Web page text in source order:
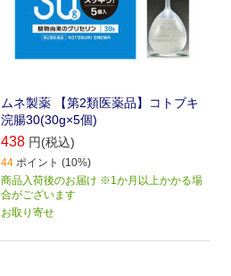
ムネ製薬 【第2類医薬品】コトブキ
浣腸30(30g×5個)
438 円(税込)
44 ポイント (10%)
商品入荷後のお届け ※1か月以上かかる場
合がございます
お取り寄せ